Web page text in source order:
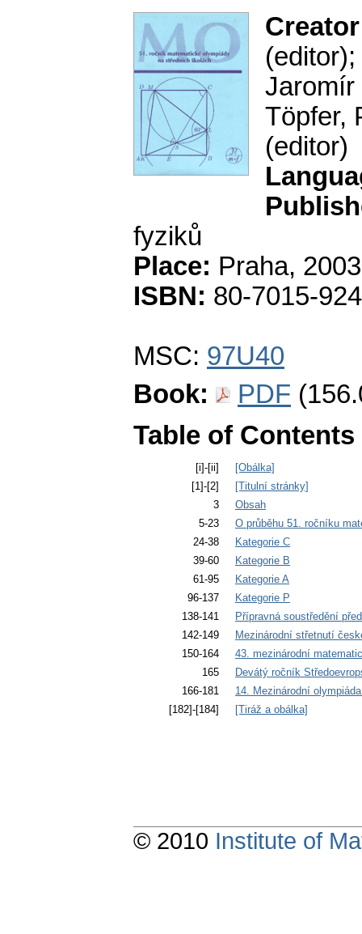
Jaromír
Töpfer,
(editor)
fyziků
Place: Praha, 2003
ISBN: 80-7015-
MSC: 97U40
Book:
PDF
Table of Contents
[i]-[ii]
[Obálka]
[1]-[2]
[Titulní stránky]
3
Obsah
5-23
O průběhu 51. ročníku
24-38
Kategorie C
39-60
Kategorie B
61-95
Kategorie A
96-137
Kategorie P
138-141
Přípravná soustředění
142-149
Mezinárodní střetnutí
150-164
43. mezinárodní
165
Devátý ročník
166-181
14. Mezinárodní
[182]-[184]
[Tiráž a obálka]
© 2010 Institute of